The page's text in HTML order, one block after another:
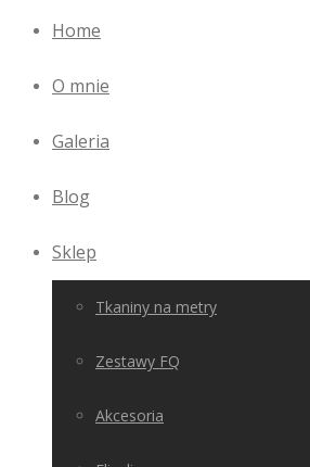
Home
O mnie
Galeria
Blog
Sklep
Tkaniny na metry
Zestawy FQ
Akcesoria